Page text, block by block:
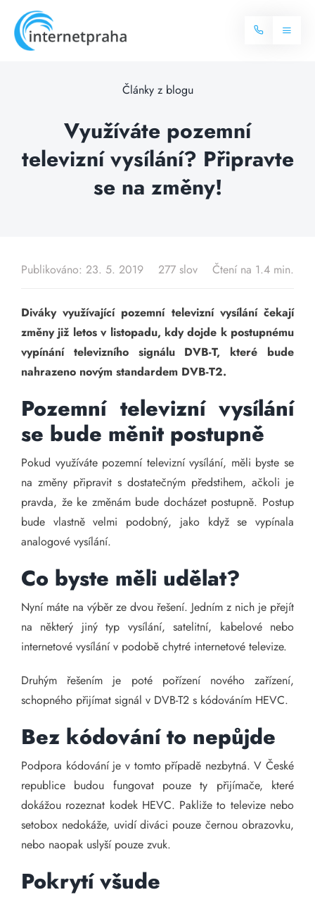
content
Toggle
Balíčky internetu
Více o internetu
Televize
Dostupnost
Články z blogu
Využíváte pozemní
televizní vysílání? Připravte
se na změny!
Publikováno: 23. 5. 2019 277 slov Čtení na 1.4 min.
Diváky využívající pozemní televizní vysílání čekají
změny již letos v listopadu, kdy dojde k postupnému
vypínání televizního signálu DVB-T, které bude
nahrazeno novým standardem DVB-T2.
Pozemní televizní vysílání
se bude měnit postupně
Pokud využíváte pozemní televizní vysílání, měli byste se
na změny připravit s dostatečným předstihem, ačkoli je
pravda, že ke změnám bude docházet postupně. Postup
bude vlastně velmi podobný, jako když se vypínala
analogové vysílání.
Co byste měli udělat?
Nyní máte na výběr ze dvou řešení. Jedním z nich je přejít
na některý jiný typ vysílání, satelitní, kabelové nebo
internetové vysílání v podobě chytré internetové televize.
Druhým řešením je poté pořízení nového zařízení,
schopného přijímat signál v DVB-T2 s kódováním HEVC.
Bez kódování to nepůjde
Podpora kódování je v tomto případě nezbytná. V České
republice budou fungovat pouze ty přijímače, které
dokážou rozeznat kodek HEVC. Pakliže to televize nebo
setobox nedokáže, uvidí diváci pouze černou obrazovku,
nebo naopak uslyší pouze zvuk.
Pokrytí všude